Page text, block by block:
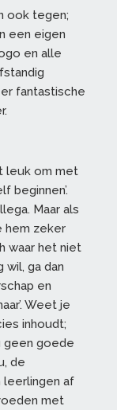
ook tegen;
een eigen
en alle
fantastische
leuk om met
beginnen’.
Maar als
hem zeker
waar het niet
wil, ga dan
en
Weet je
inhoudt;
geen goede
de
leerlingen af
met